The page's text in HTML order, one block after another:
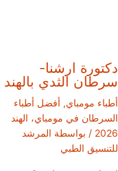
دكتورة ارشنا-
سرطان الثدي بالهند
أطباء مومباي, أفضل أطباء
السرطان في مومباي، الهند
2026 / بواسطة المرشد
للتنسيق الطبي